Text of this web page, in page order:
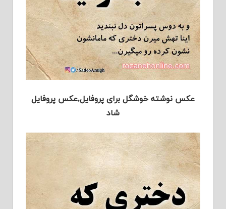
عکس نوشته خوشگل برای پروفایل,عکس پروفایل
شاد